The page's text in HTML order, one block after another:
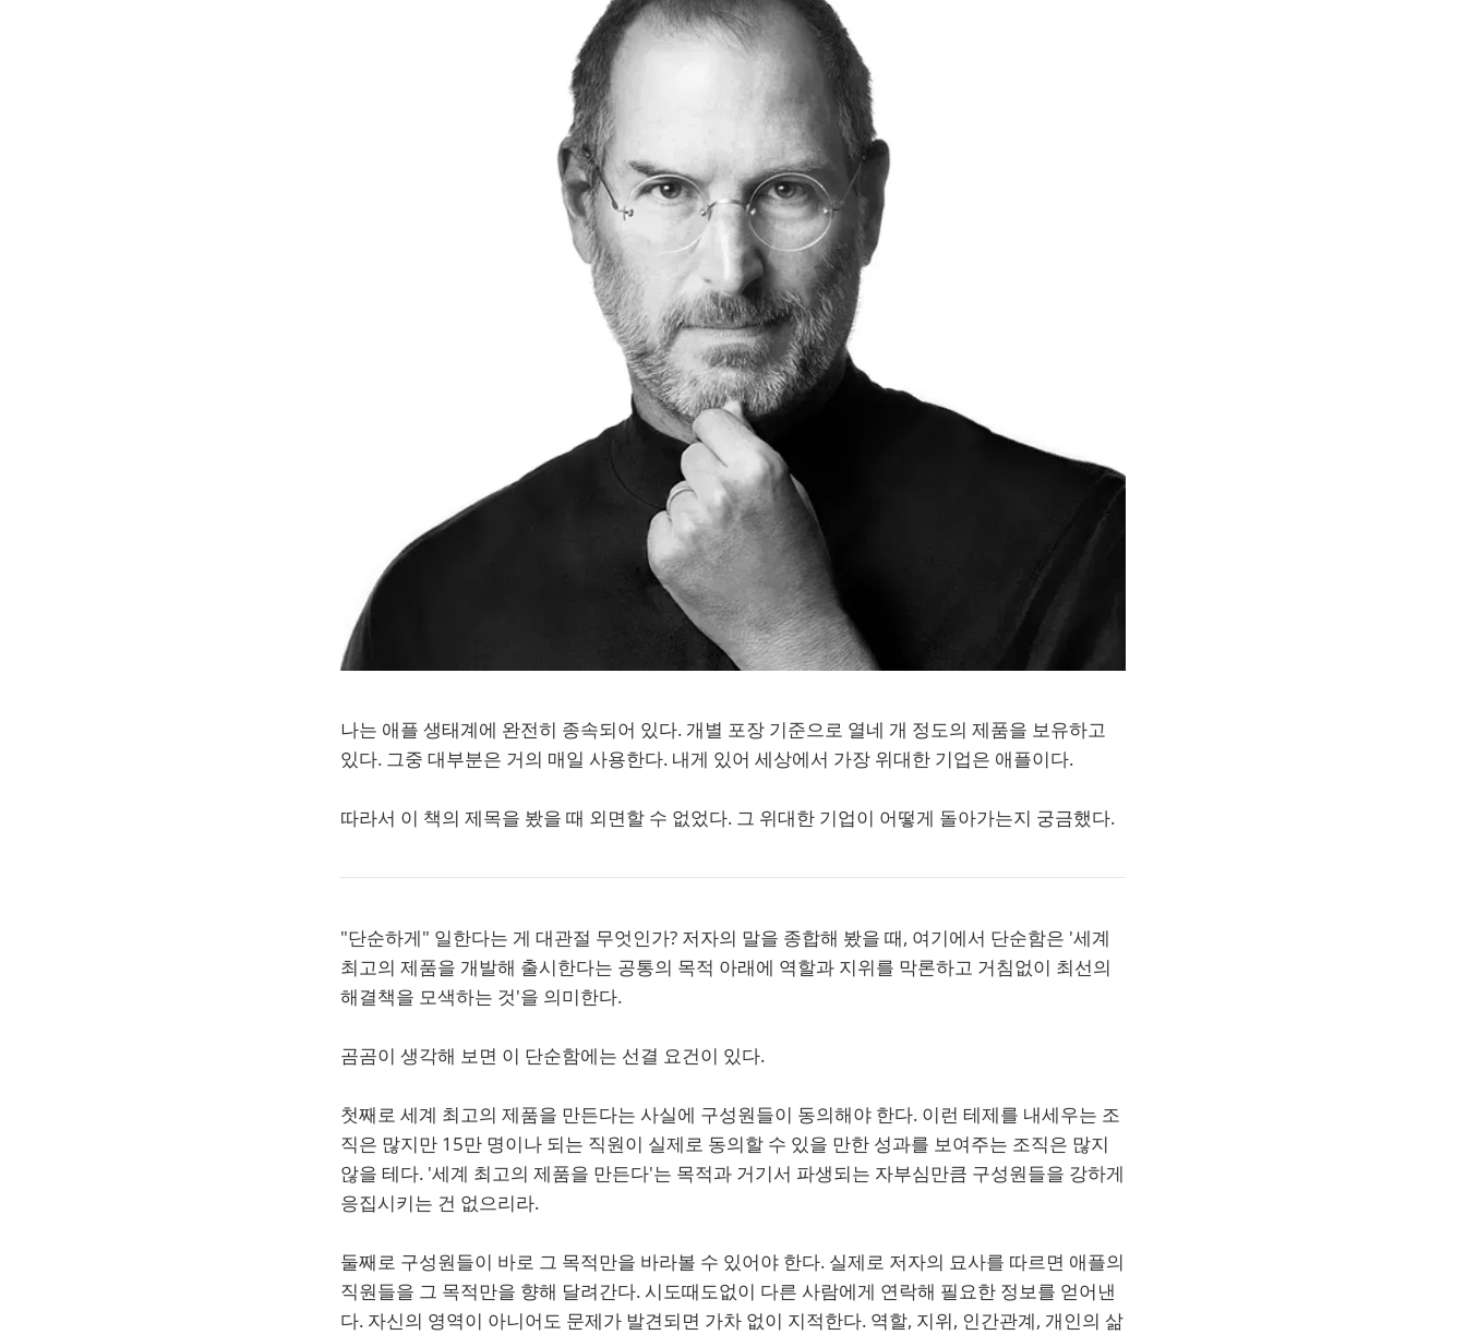
나는 애플 생태계에 완전히 종속되어 있다. 개별 포장 기준으로 열네 개 정도의 제품을 보유하고
있다. 그중 대부분은 거의 매일 사용한다. 내게 있어 세상에서 가장 위대한 기업은 애플이다.
따라서 이 책의 제목을 봤을 때 외면할 수 없었다. 그 위대한 기업이 어떻게 돌아가는지 궁금했다.
"단순하게" 일한다는 게 대관절 무엇인가? 저자의 말을 종합해 봤을 때, 여기에서 단순함은 '세계
최고의 제품을 개발해 출시한다는 공통의 목적 아래에 역할과 지위를 막론하고 거침없이 최선의
해결책을 모색하는 것'을 의미한다.
곰곰이 생각해 보면 이 단순함에는 선결 요건이 있다.
첫째로 세계 최고의 제품을 만든다는 사실에 구성원들이 동의해야 한다. 이런 테제를 내세우는 조
직은 많지만 15만 명이나 되는 직원이 실제로 동의할 수 있을 만한 성과를 보여주는 조직은 많지
않을 테다. '세계 최고의 제품을 만든다'는 목적과 거기서 파생되는 자부심만큼 구성원들을 강하게
응집시키는 건 없으리라.
둘째로 구성원들이 바로 그 목적만을 바라볼 수 있어야 한다. 실제로 저자의 묘사를 따르면 애플의
직원들을 그 목적만을 향해 달려간다. 시도때도없이 다른 사람에게 연락해 필요한 정보를 얻어낸
다. 자신의 영역이 아니어도 문제가 발견되면 가차 없이 지적한다. 역할, 지위, 인간관계, 개인의 삶